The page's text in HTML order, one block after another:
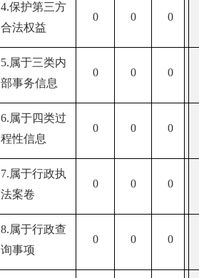
4.保护第三方
合法权益
0 0 0
5.属于三类内
部事务信息
0 0 0
6.属于四类过
程性信息
0 0 0
7.属于行政执
法案卷
0 0 0
8.属于行政查
询事项
0 0 0